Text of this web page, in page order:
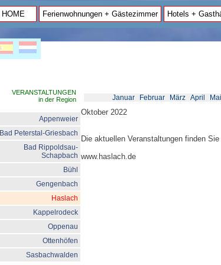
HOME Ferienwohnungen + Gästezimmer Hotels +
VERANSTALTUNGEN
in der Region
Appenweier
Bad Peterstal-Griesbach
Bad Rippoldsau-
Schapbach
Bühl
Gengenbach
Haslach
Kappelrodeck
Oppenau
Ottenhöfen
Sasbachwalden
Januar Februar März April Mai
Oktober 2022
Die aktuellen Veranstaltungen finden
www.haslach.de